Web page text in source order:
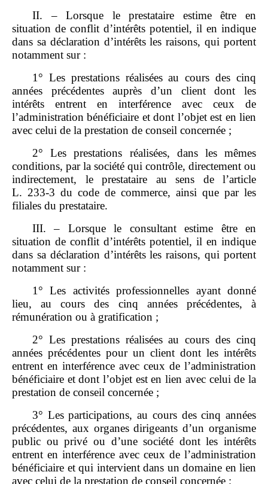
II. – Lorsque le prestataire estime être en
situation de conflit d’intérêts potentiel, il en indique
dans sa déclaration d’intérêts les raisons, qui portent
notamment sur :
1° Les prestations réalisées au cours des cinq
années précédentes auprès d’un client dont les
intérêts entrent en interférence avec ceux de
l’administration bénéficiaire et dont l’objet est en lien
avec celui de la prestation de conseil concernée ;
2° Les prestations réalisées, dans les mêmes
conditions, par la société qui contrôle, directement ou
indirectement, le prestataire au sens de l’article
L. 233‑3 du code de commerce, ainsi que par les
filiales du prestataire.
III. – Lorsque le consultant estime être en
situation de conflit d’intérêts potentiel, il en indique
dans sa déclaration d’intérêts les raisons, qui portent
notamment sur :
1° Les activités professionnelles ayant donné
lieu, au cours des cinq années précédentes, à
rémunération ou à gratification ;
2° Les prestations réalisées au cours des cinq
années précédentes pour un client dont les intérêts
entrent en interférence avec ceux de l’administration
bénéficiaire et dont l’objet est en lien avec celui de la
prestation de conseil concernée ;
3° Les participations, au cours des cinq années
précédentes, aux organes dirigeants d’un organisme
public ou privé ou d’une société dont les intérêts
entrent en interférence avec ceux de l’administration
bénéficiaire et qui intervient dans un domaine en lien
avec celui de la prestation de conseil concernée ;